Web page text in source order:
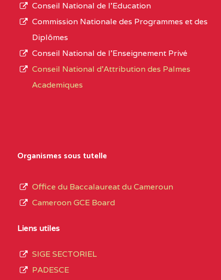
CENTRE
COLLEGE PANAFRICAIN
DE L'EXCELLENCE BP
CENTRE
COLLEGE PRIVE
CENTRE
COLLEGE PRIVE LAIC
SAINT MICHEL
CENTRE
L’offre
d’éducation
de
du
de
septembre
Conseil National de l’Education
Commission Nationale des Programmes et des
Diplômes
Conseil National de l’Enseignement Privé
Conseil National d'Attribution des Palmes
Academiques
Organismes sous tutelle
Office du Baccalaureat du Cameroun
Cameroon GCE Board
Liens utiles
SIGE SECTORIEL
PADESCE